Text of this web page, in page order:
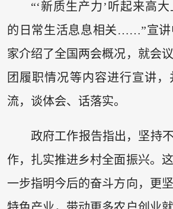
“‘新质生产力’听起来高
的日常生活息息相关……”宣讲
家介绍了全国两会概况，就会
团履职情况等内容进行宣讲
流，谈体会、话落实。
政府工作报告指出，坚持
作，扎实推进乡村全面振兴。
一步指明今后的奋斗方向，更